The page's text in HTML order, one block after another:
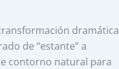
dramática
de “estante” a
contorno natural para